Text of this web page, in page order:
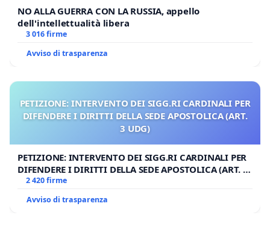
NO ALLA GUERRA CON LA RUSSIA, appello
dell'intellettualità libera
3 016 firme
Avviso di trasparenza
PETIZIONE: INTERVENTO DEI SIGG.RI CARDINALI PER
DIFENDERE I DIRITTI DELLA SEDE APOSTOLICA (ART.
3 UDG)
PETIZIONE: INTERVENTO DEI SIGG.RI CARDINALI PER
DIFENDERE I DIRITTI DELLA SEDE APOSTOLICA (ART. 3
UDG)
2 420 firme
Avviso di trasparenza